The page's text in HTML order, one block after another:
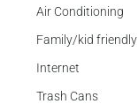
Air Conditioning
Family/kid friendly
Internet
Trash Cans